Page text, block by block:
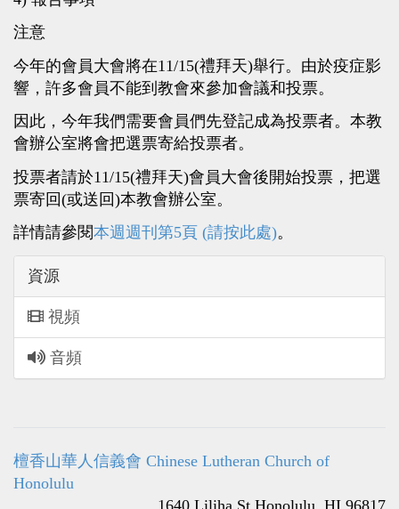
注意
今年的會員大會將在11/15(禮拜天)舉行。由於疫症影
響，許多會員不能到教會來參加會議和投票。
因此，今年我們需要會員們先登記成為投票者。本教
會辦公室將會把選票寄給投票者。
投票者請於11/15(禮拜天)會員大會後開始投票，把選
票寄回(或送回)本教會辦公室。
詳情請參閱本週週刊第5頁 (請按此處)。
資源
視頻
音頻
檀香山華人信義會 Chinese Lutheran Church of
Honolulu
1640 Liliha St Honolulu, HI 96817